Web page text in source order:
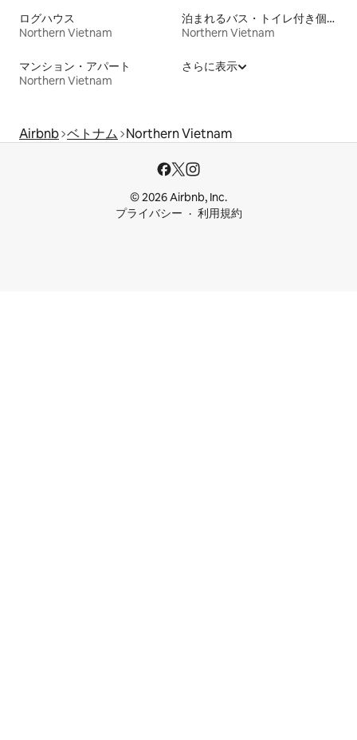
ログハウス
Northern Vietnam
泊まれるバス・トイレ付き個室
Northern Vietnam
マンション・アパート
Northern Vietnam
さらに表示
Airbnb ベトナム Northern Vietnam
© 2026 Airbnb, Inc.
プライバシー
利用規約